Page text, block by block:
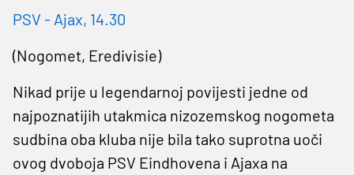
PSV - Ajax, 14.30
(Nogomet, Eredivisie)
Nikad prije u legendarnoj povijesti jedne od
najpoznatijih utakmica nizozemskog nogometa
sudbina oba kluba nije bila tako suprotna uoči
ovog dvoboja PSV Eindhovena i Ajaxa na